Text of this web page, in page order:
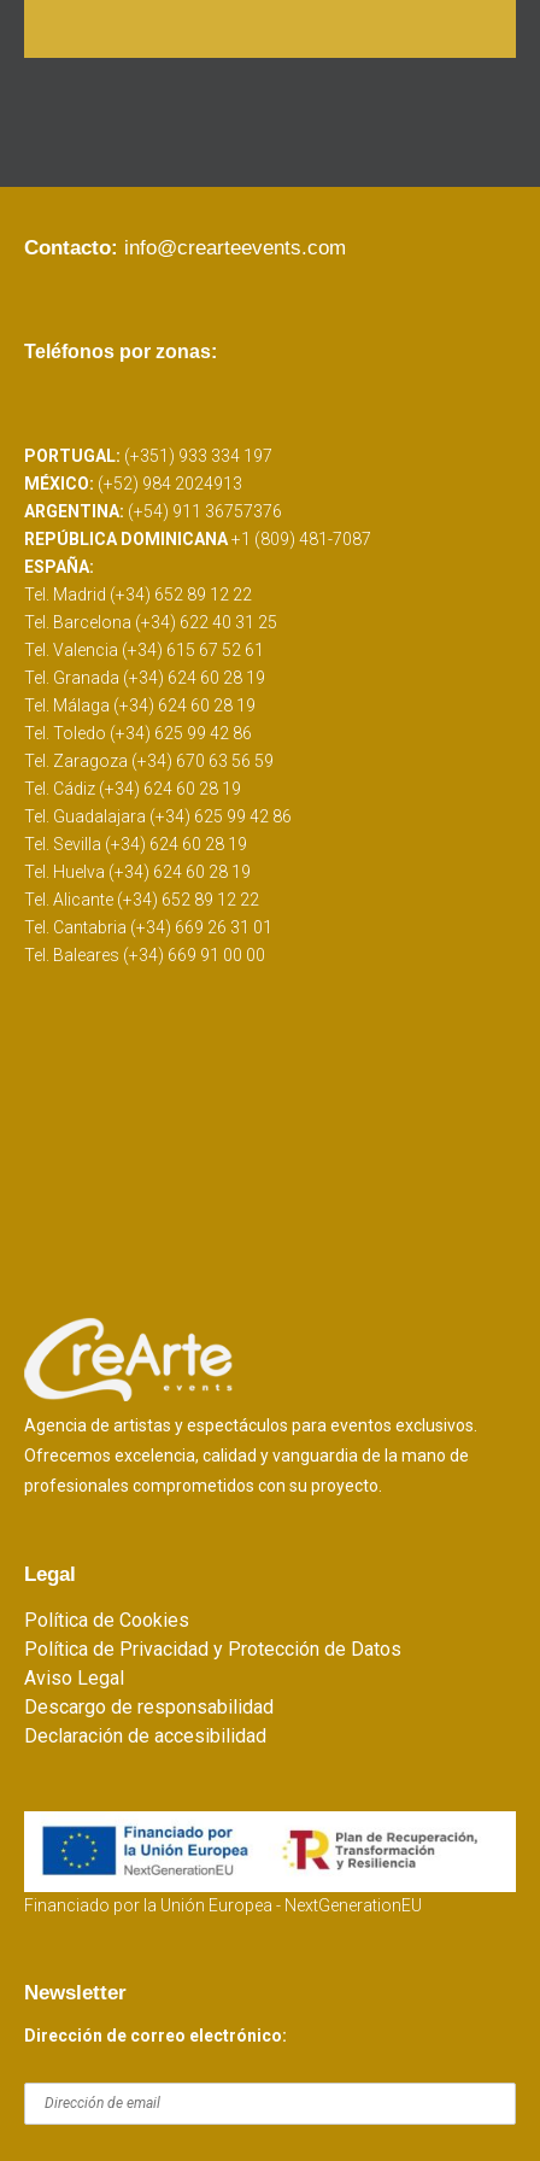
Contacto: info@crearteevents.com
Teléfonos por zonas:
PORTUGAL: (+351) 933 334 197
MÉXICO: (+52) 984 2024913
ARGENTINA: (+54) 911 36757376
REPÚBLICA DOMINICANA+1 (809) 481-7087
ESPAÑA:
Tel. Madrid (+34) 652 89 12 22
Tel. Barcelona (+34) 622 40 31 25
Tel. Valencia (+34) 615 67 52 61
Tel. Granada (+34) 624 60 28 19
Tel. Málaga (+34) 624 60 28 19
Tel. Toledo (+34) 625 99 42 86
Tel. Zaragoza (+34) 670 63 56 59
Tel. Cádiz (+34) 624 60 28 19
Tel. Guadalajara (+34) 625 99 42 86
Tel. Sevilla (+34) 624 60 28 19
Tel. Huelva (+34) 624 60 28 19
Tel. Alicante (+34) 652 89 12 22
Tel. Cantabria (+34) 669 26 31 01
Tel. Baleares (+34) 669 91 00 00
Agencia de artistas y espectáculos para eventos exclusivos.
Ofrecemos excelencia, calidad y vanguardia de la mano de
profesionales comprometidos con su proyecto.
Legal
Política de Cookies
Política de Privacidad y Protección de Datos
Aviso Legal
Descargo de responsabilidad
Declaración de accesibilidad
Financiado por la Unión Europea - NextGenerationEU
Newsletter
Dirección de correo electrónico: